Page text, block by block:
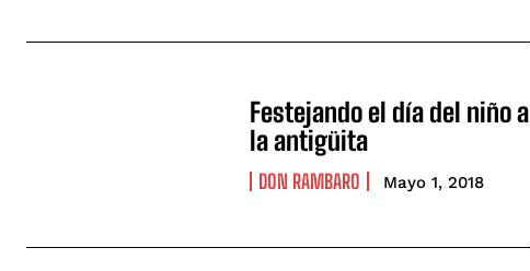
Festejando el día del niño a
la antigüita
DON RAMBARO Mayo 1, 2018